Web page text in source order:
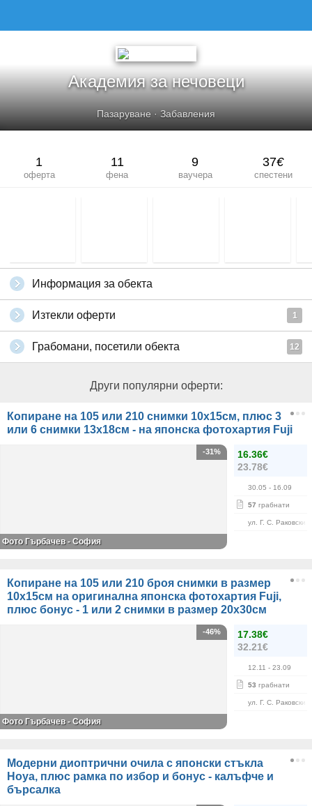
Академия за нечовеци
Пазаруване · Забавления
1
оферта
11
фена
9
ваучера
37€
спестени
Информация за обекта
Изтекли оферти 1
Грабомани, посетили обекта 12
Други популярни оферти:
Копиране на 105 или 210 снимки 10х15см, плюс 3
или 6 снимки 13х18см - на японска фотохартия Fuji
16.36€
23.78€
30.05 - 16.09
57 грабнати
ул. Г. С. Раковски
-31%
Фото Гърбачев - София
Копиране на 105 или 210 броя снимки в размер
10х15см на оригинална японска фотохартия Fuji,
плюс бонус - 1 или 2 снимки в размер 20х30см
17.38€
32.21€
12.11 - 23.09
53 грабнати
ул. Г. С. Раковски
-46%
Фото Гърбачев - София
Модерни диоптрични очила с японски стъкла
Hoya, плюс рамка по избор и бонус - калъфче и
бърсалка